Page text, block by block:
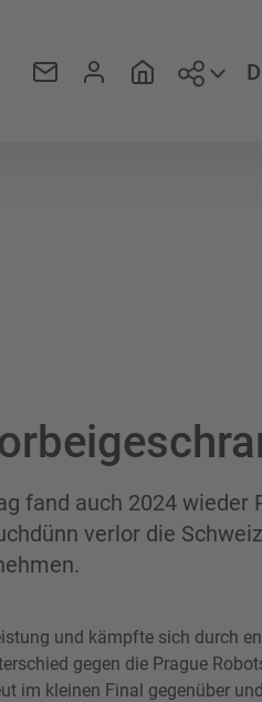
fand auch 2024 wieder
verlor die
und kämpfte sich durch
gegen die Prague
im kleinen Final gegenüber